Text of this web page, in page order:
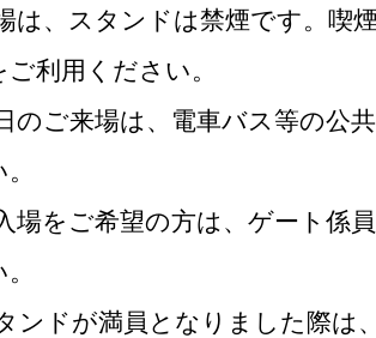
は、スタンドは禁煙です。喫
ご利用ください。
のご来場は、電車バス等の公
場をご希望の方は、ゲート係
ンドが満員となりました際は